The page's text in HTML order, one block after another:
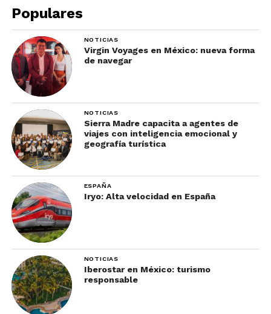
Parque Nacional Lagunas de
Chacahua
Este lugar es de los más importantes de Oaxaca.
Como tal es un lugar protegido porque en ella
viven tres tipos de tortugas marinas: Golfina, Laud
y Carey.
De agosto a marzo se puede ver
labioluminiscencia.
Populares
NOTICIAS
Virgin Voyages en México: nueva forma
de navegar
NOTICIAS
Sierra Madre capacita a agentes de
viajes con inteligencia emocional y
geografía turística
ESPAÑA
Iryo: Alta velocidad en España
NOTICIAS
Iberostar en México: turismo
responsable